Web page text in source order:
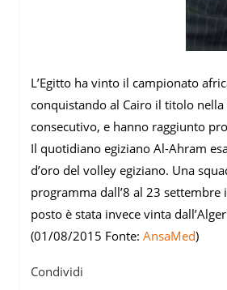
L’Egitto ha vinto il campionato
conquistando al Cairo il titolo
consecutivo, e hanno raggiunto
Il quotidiano egiziano Al-Ahram
d’oro del volley egiziano. Una
programma dall’8 al 23
posto è stata invece vinta
(01/08/2015 Fonte: AnsaMed)
Condividi